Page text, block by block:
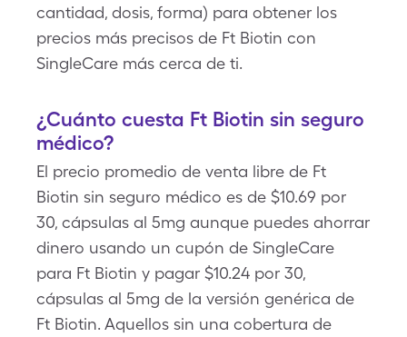
cantidad, dosis, forma) para obtener los
precios más precisos de Ft Biotin con
SingleCare más cerca de ti.
¿Cuánto cuesta Ft Biotin sin seguro
médico?
El precio promedio de venta libre de Ft
Biotin sin seguro médico es de $10.69 por
30, cápsulas al 5mg aunque puedes ahorrar
dinero usando un cupón de SingleCare
para Ft Biotin y pagar $10.24 por 30,
cápsulas al 5mg de la versión genérica de
Ft Biotin. Aquellos sin una cobertura de